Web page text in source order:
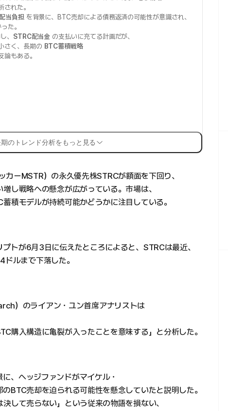
れた。
配当負担 を背景に、BTC売却による債務返済の可能性が意識され、
た。
、 STRC配当金 の支払いに充てる計画だが、
さく、長期の BTC蓄積戦略
もある。
のトレンド分析をもっと見る
ーMSTR）の永久優先株STRCが額面を下回り、
し戦略への懸念が広がっている。市場は、
積モデルが持続可能かどうかに注目している。
トが6月3日に伝えたところによると、STRCは最近、
ルまで下落した。
）のライアン・ユン首席アナリストは
購入構造に亀裂が入ったことを意味する」と分析した。
、ヘッジファンドがマイケル・
BTC売却を迫られる可能性を懸念していたと説明した。
して売らない」という従来の物語を損ない、